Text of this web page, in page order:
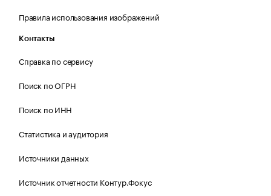
Правила использования изображений
Контакты
Справка по сервису
Поиск по ОГРН
Поиск по ИНН
Статистика и аудитория
Источники данных
Источник отчетности Контур.Фокус